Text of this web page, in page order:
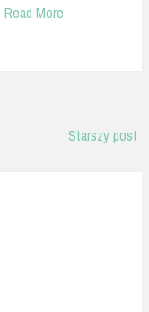
Read More
Starszy post